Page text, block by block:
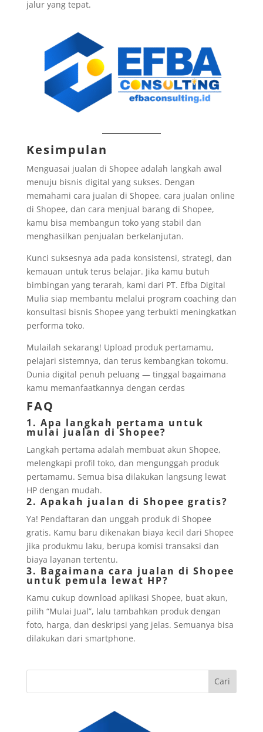
jalur yang tepat.
Kesimpulan
Menguasai jualan di Shopee adalah langkah awal
menuju bisnis digital yang sukses. Dengan
memahami cara jualan di Shopee, cara jualan online
di Shopee, dan cara menjual barang di Shopee,
kamu bisa membangun toko yang stabil dan
menghasilkan penjualan berkelanjutan.
Kunci suksesnya ada pada konsistensi, strategi, dan
kemauan untuk terus belajar. Jika kamu butuh
bimbingan yang terarah, kami dari PT. Efba Digital
Mulia siap membantu melalui program coaching dan
konsultasi bisnis Shopee yang terbukti meningkatkan
performa toko.
Mulailah sekarang! Upload produk pertamamu,
pelajari sistemnya, dan terus kembangkan tokomu.
Dunia digital penuh peluang — tinggal bagaimana
kamu memanfaatkannya dengan cerdas
FAQ
1. Apa langkah pertama untuk
mulai jualan di Shopee?
Langkah pertama adalah membuat akun Shopee,
melengkapi profil toko, dan mengunggah produk
pertamamu. Semua bisa dilakukan langsung lewat
HP dengan mudah.
2. Apakah jualan di Shopee gratis?
Ya! Pendaftaran dan unggah produk di Shopee
gratis. Kamu baru dikenakan biaya kecil dari Shopee
jika produkmu laku, berupa komisi transaksi dan
biaya layanan tertentu.
3. Bagaimana cara jualan di Shopee
untuk pemula lewat HP?
Kamu cukup download aplikasi Shopee, buat akun,
pilih “Mulai Jual”, lalu tambahkan produk dengan
foto, harga, dan deskripsi yang jelas. Semuanya bisa
dilakukan dari smartphone.
Cari